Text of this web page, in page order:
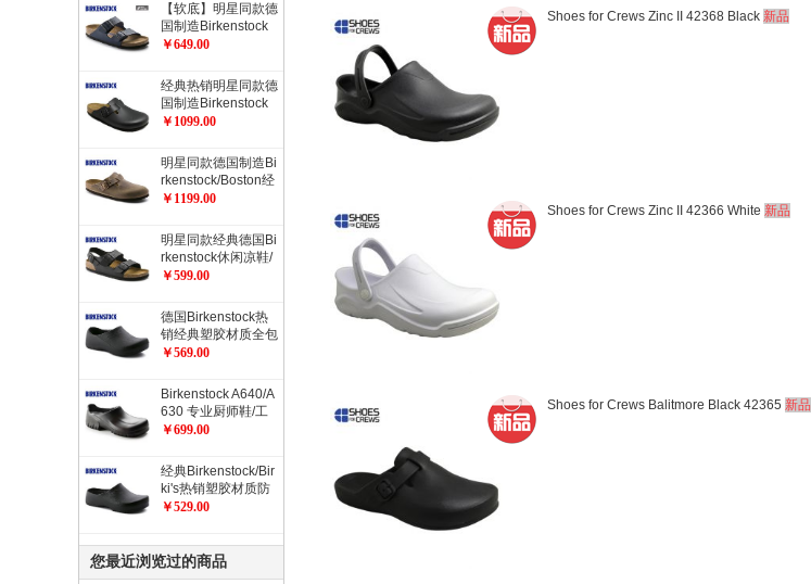
Shoes for Crews Zinc II 42368 Black 新品
Shoes for Crews Zinc II 42366 White 新品
Shoes for Crews Balitmore Black 42365 新品
【软底】明星同款德
国制造Birkenstock
经典2扣软木拖鞋Ari
舒适流行色软木拖鞋
￥649.00
经典热销明星同款德
国制造Birkenstock
经典Boston光滑牛
￥1099.00
明星同款德国制造Bi
rkenstock/Boston经
典包头鞋/油皮/天然
￥1199.00
明星同款经典德国Bi
rkenstock休闲凉鞋/
开车凉鞋Milano系
￥599.00
德国Birkenstock热
销经典塑胶材质全包
厨师鞋工作鞋职业鞋
￥569.00
Birkenstock A640/A
630 专业厨师鞋/工
作防护鞋/职业鞋/劳
￥699.00
经典Birkenstock/Bir
ki's热销塑胶材质防
滑工作鞋 职业鞋 厨
￥529.00
您最近浏览过的商品